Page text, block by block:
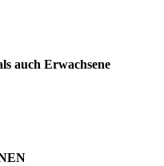
auch Erwachsene